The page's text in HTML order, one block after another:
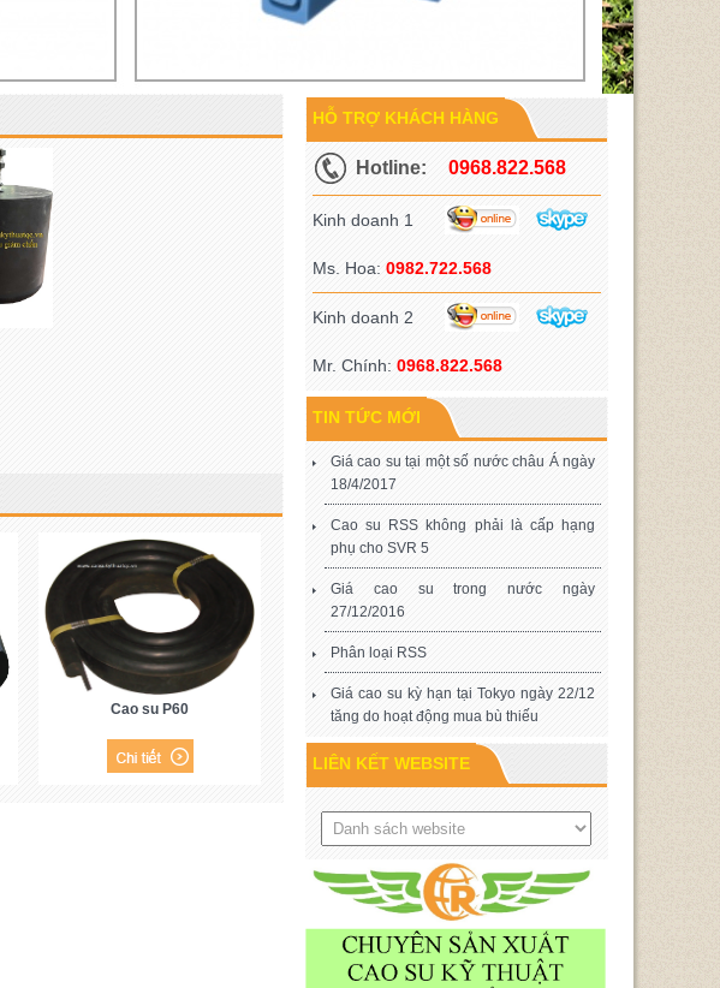
Cao su P60
HỖ TRỢ KHÁCH HÀNG
Hotline: 0968.822.568
Kinh doanh 1
Ms. Hoa: 0982.722.568
Kinh doanh 2
Mr. Chính: 0968.822.568
TIN TỨC MỚI
Giá cao su tại một số nước châu Á ngày
18/4/2017
Cao su RSS không phải là cấp hạng
phụ cho SVR 5
Giá cao su trong nước ngày
27/12/2016
Phân loại RSS
Giá cao su kỳ hạn tại Tokyo ngày 22/12
tăng do hoạt động mua bù thiếu
LIÊN KẾT WEBSITE